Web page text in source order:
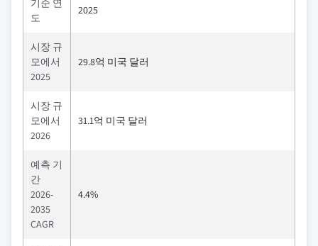
기준 연
도
2025
시장 규
모에서
2025
29.8억 미국 달러
시장 규
모에서
2026
31.1억 미국 달러
예측 기
간
2026-
2035
CAGR
4.4%